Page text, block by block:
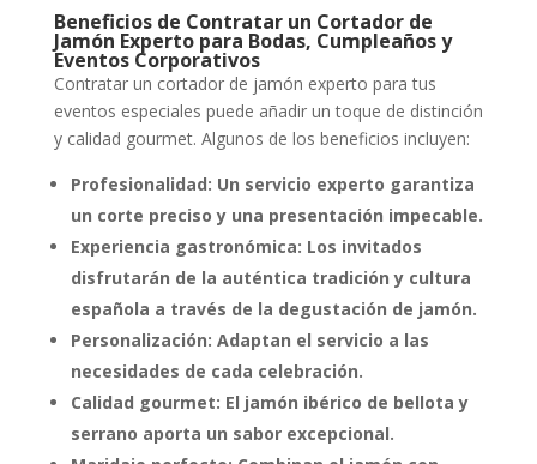
Beneficios de Contratar un Cortador de
Jamón Experto para Bodas, Cumpleaños y
Eventos Corporativos
Contratar un cortador de jamón experto para tus
eventos especiales puede añadir un toque de distinción
y calidad gourmet. Algunos de los beneficios incluyen:
Profesionalidad: Un servicio experto garantiza
un corte preciso y una presentación impecable.
Experiencia gastronómica: Los invitados
disfrutarán de la auténtica tradición y cultura
española a través de la degustación de jamón.
Personalización: Adaptan el servicio a las
necesidades de cada celebración.
Calidad gourmet: El jamón ibérico de bellota y
serrano aporta un sabor excepcional.